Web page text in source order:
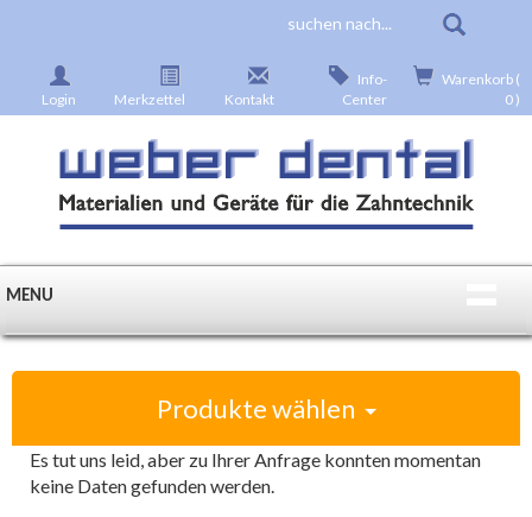
Login Merkzettel Kontakt
Info-
Center
Warenkorb (
0 )
MENU
Produkte wählen
Es tut uns leid, aber zu Ihrer Anfrage konnten momentan
keine Daten gefunden werden.